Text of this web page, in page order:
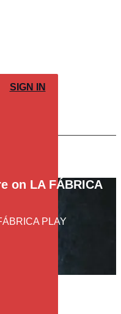
SIGN IN
on LA FÁBRICA
PLAY